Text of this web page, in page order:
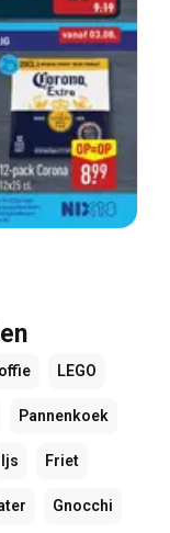
LEGO
Pannenkoek
Ijs Friet
Gnocchi